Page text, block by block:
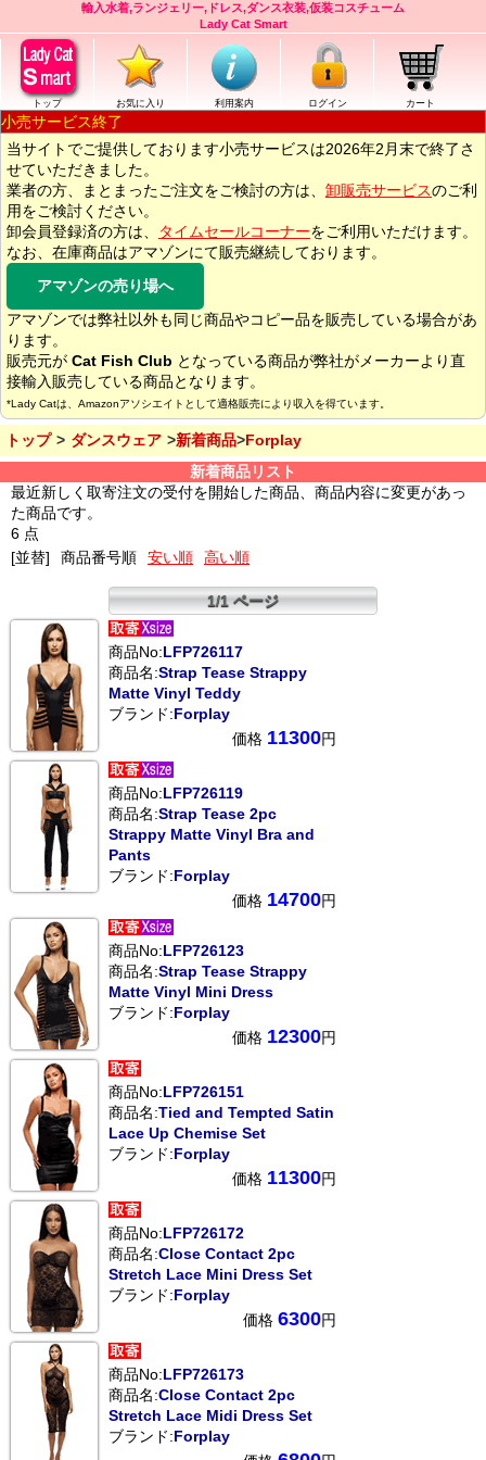
輸入水着,ランジェリー,ドレス,ダンス衣装,仮装コスチューム
Lady Cat Smart
トップ お気に入り 利用案内 ログイン カート
小売サービス終了
当サイトでご提供しております小売サービスは2026年2月末で終了さ
せていただきました。
業者の方、まとまったご注文をご検討の方は、 卸販売サービスのご利
用をご検討ください。
卸会員登録済の方は、
タイムセールコーナーをご利用いただけます。
なお、在庫商品はアマゾンにて販売継続しております。
アマゾンの売り場へ
アマゾンでは弊社以外も同じ商品やコピー品を販売している場合があ
ります。
販売元が Cat Fish Club となっている商品が弊社がメーカーより直
接輸入販売している商品となります。
*Lady Catは、Amazonアソシエイトとして適格販売により収入を得ています。
トップ ダンスウェア 新着商品 Forplay
新着商品リスト
最近新しく取寄注文の受付を開始した商品、商品内容に変更があっ
た商品です。
6 点
[並替]
商品番号順 安い順 高い順
1/1 ページ
商品No:LFP726117
商品名:Strap Tease Strappy
Matte Vinyl Teddy
ブランド:Forplay
価格 11300円
商品No:LFP726119
商品名:Strap Tease 2pc
Strappy Matte Vinyl Bra and
Pants
ブランド:Forplay
価格 14700円
商品No:LFP726123
商品名:Strap Tease Strappy
Matte Vinyl Mini Dress
ブランド:Forplay
価格 12300円
商品No:LFP726151
商品名:Tied and Tempted Satin
Lace Up Chemise Set
ブランド:Forplay
価格 11300円
商品No:LFP726172
商品名:Close Contact 2pc
Stretch Lace Mini Dress Set
ブランド:Forplay
価格 6300円
商品No:LFP726173
商品名:Close Contact 2pc
Stretch Lace Midi Dress Set
ブランド:Forplay